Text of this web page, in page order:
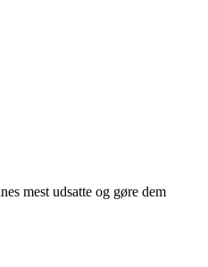
mest udsatte og gøre dem